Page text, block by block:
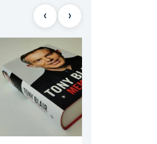
‹ ›